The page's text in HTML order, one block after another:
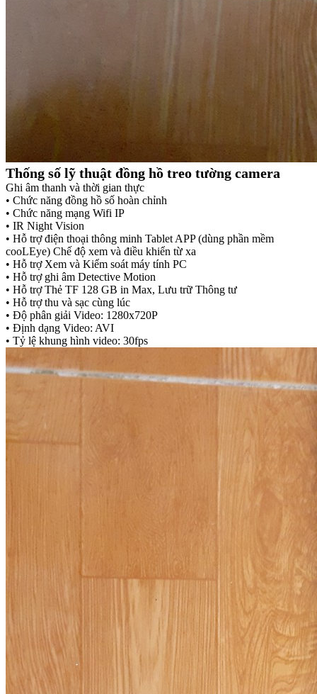
Thống số lỹ thuật đồng hồ treo tường camera
Ghi âm thanh và thời gian thực
• Chức năng đồng hồ số hoàn chỉnh
• Chức năng mạng Wifi IP
• IR Night Vision
• Hỗ trợ điện thoại thông minh Tablet APP (dùng phần mềm
cooLEye) Chế độ xem và điều khiển từ xa
• Hỗ trợ Xem và Kiểm soát máy tính PC
• Hỗ trợ ghi âm Detective Motion
• Hỗ trợ Thẻ TF 128 GB in Max, Lưu trữ Thông tư
• Hỗ trợ thu và sạc cùng lúc
• Độ phân giải Video: 1280x720P
• Định dạng Video: AVI
• Tỷ lệ khung hình video: 30fps